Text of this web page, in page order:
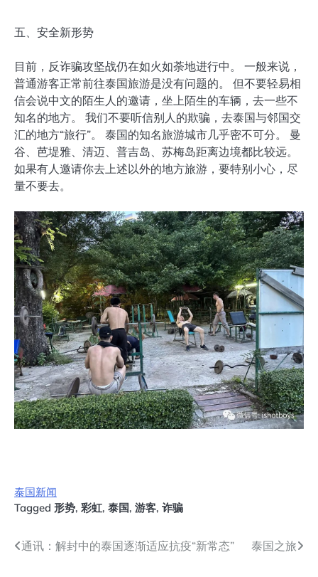
五、安全新形势
目前，反诈骗攻坚战仍在如火如荼地进行中。 一般来说，
普通游客正常前往泰国旅游是没有问题的。 但不要轻易相
信会说中文的陌生人的邀请，坐上陌生的车辆，去一些不
知名的地方。 我们不要听信别人的欺骗，去泰国与邻国交
汇的地方“旅行”。 泰国的知名旅游城市几乎密不可分。 曼
谷、芭堤雅、清迈、普吉岛、苏梅岛距离边境都比较远。
如果有人邀请你去上述以外的地方旅游，要特别小心，尽
量不要去。
泰国新闻
Tagged 形势, 彩虹, 泰国, 游客, 诈骗
文通讯：解封中的泰国逐渐适应抗疫“新常态” 泰国之旅